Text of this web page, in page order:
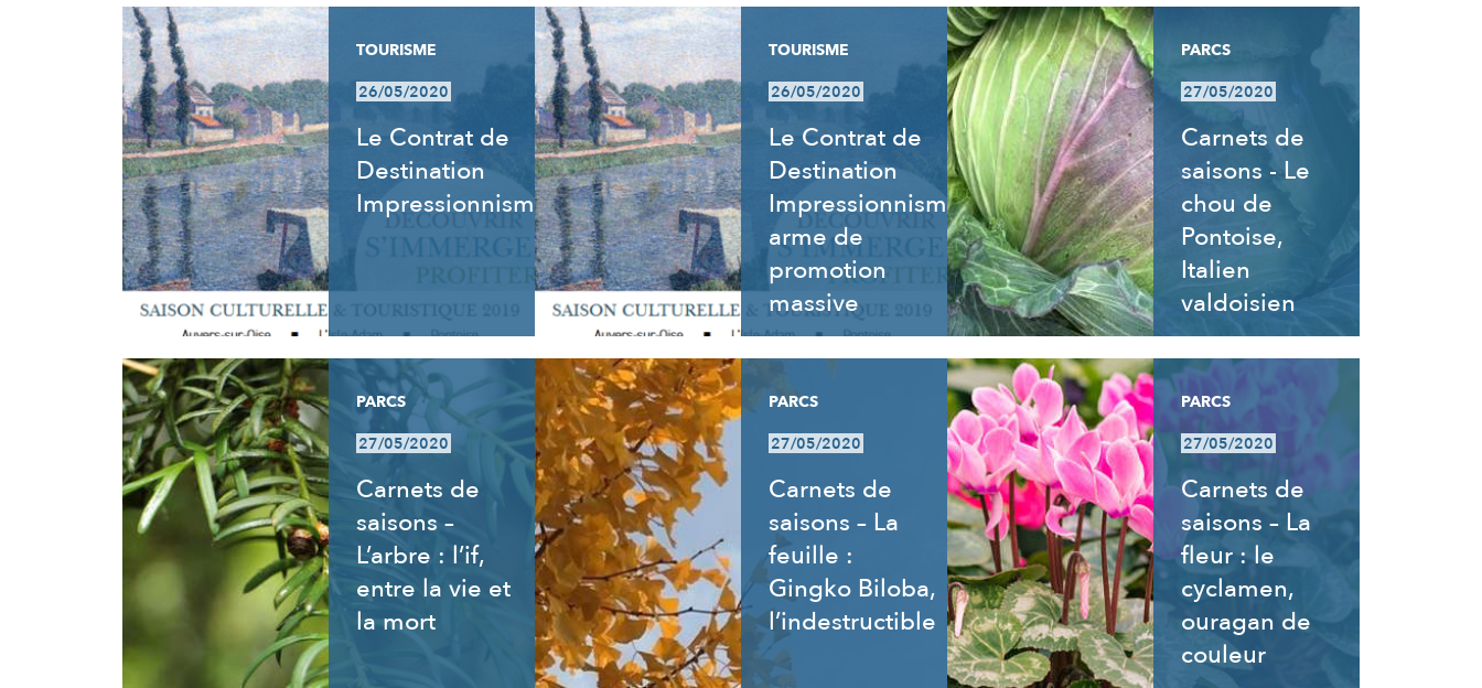
RÉSULTATS
TOURISME
26/05/2020
Le Contrat de
Destination
Impressionnisme
TOURISME
26/05/2020
Le Contrat de
Destination
Impressionnisme,
arme de
promotion
massive
PARCS
27/05/2020
Carnets de
saisons - Le
chou de
Pontoise,
Italien
valdoisien
PARCS
27/05/2020
Carnets de
saisons –
L’arbre : l’if,
entre la vie et
la mort
PARCS
27/05/2020
Carnets de
saisons – La
feuille :
Gingko Biloba,
l’indestructible
PARCS
27/05/2020
Carnets de
saisons – La
fleur : le
cyclamen,
ouragan de
couleur